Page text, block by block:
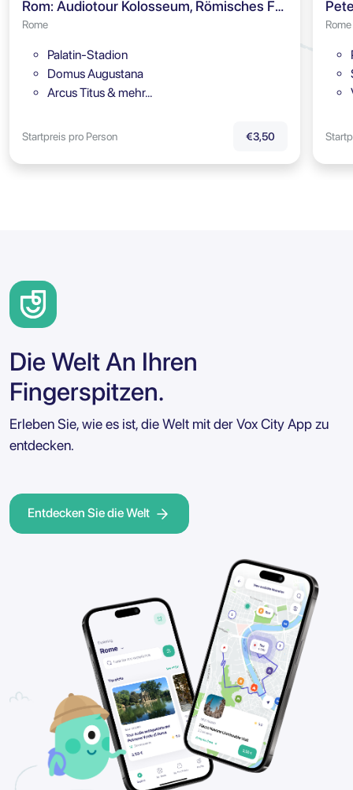
Rom: Audiotour Kolosseum, Römisches Forum & Palatin
Rome
Palatin-Stadion
Domus Augustana
Arcus Titus & mehr…
Startpreis pro Person €3,50
Rome
Die Welt An Ihren
Fingerspitzen.
Erleben Sie, wie es ist, die Welt mit der Vox City App zu
entdecken.
Entdecken Sie die Welt